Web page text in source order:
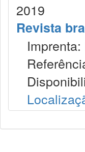
2019
Revista
Imprenta: